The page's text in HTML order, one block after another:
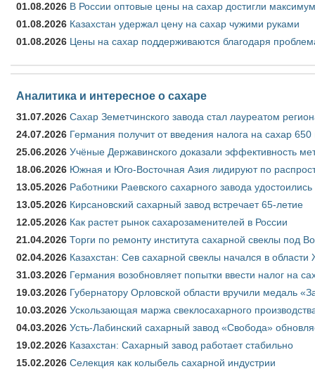
01.08.2026 В России оптовые цены на сахар достигли
01.08.2026 Казахстан удержал цену на сахар чужими руками
01.08.2026 Цены на сахар поддерживаются благодаря
Аналитика и интересное о сахаре
31.07.2026 Сахар Земетчинского завода стал лауреатом
24.07.2026 Германия получит от введения налога на сахар
25.06.2026 Учёные Державинского доказали эффективность
18.06.2026 Южная и Юго-Восточная Азия лидируют по
13.05.2026 Работники Раевского сахарного завода удостоились
13.05.2026 Кирсановский сахарный завод встречает 65-летие
12.05.2026 Как растет рынок сахарозаменителей в России
21.04.2026 Торги по ремонту института сахарной свеклы под
02.04.2026 Казахстан: Сев сахарной свеклы начался в области
31.03.2026 Германия возобновляет попытки ввести налог на
19.03.2026 Губернатору Орловской области вручили медаль
10.03.2026 Ускользающая маржа свеклосахарного
04.03.2026 Усть-Лабинский сахарный завод «Свобода»
19.02.2026 Казахстан: Сахарный завод работает стабильно
15.02.2026 Селекция как колыбель сахарной индустрии